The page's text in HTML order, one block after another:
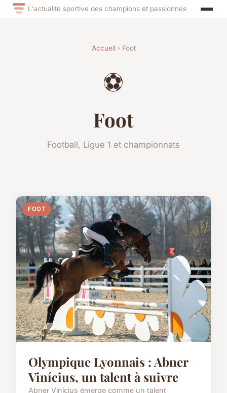
L'actualité sportive des champions et passionnés
Accueil› Foot
⚽
Foot
Football, Ligue 1 et championnats
FOOT
Olympique Lyonnais : Abner
Vinícius, un talent à suivre
Abner Vinícius émerge comme un talent